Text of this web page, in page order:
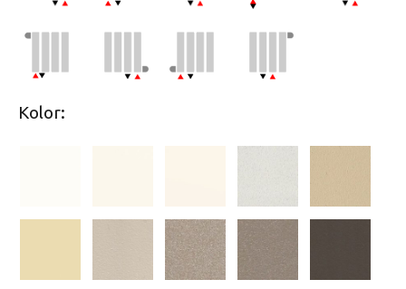
Kolor: